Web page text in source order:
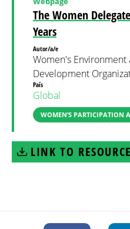
The Women
Years
Autor/a/e
Women's Environment
Development
País
Global
WOMEN’S PARTICIPATION
LINK TO RESOURCE